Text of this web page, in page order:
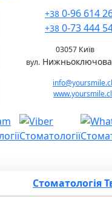
+38 0-96 614
+38 0-73 444
03057 Київ
вул.
Стоматологія